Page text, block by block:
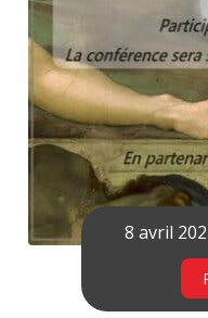
8 avril